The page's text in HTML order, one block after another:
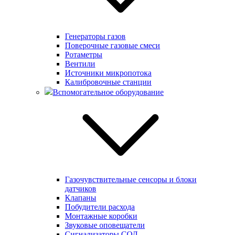
Генераторы газов
Поверочные газовые смеси
Ротаметры
Вентили
Источники микропотока
Калибровочные станции
Вспомогательное оборудование
Газочувствительные сенсоры и блоки
датчиков
Клапаны
Побудители расхода
Монтажные коробки
Звуковые оповещатели